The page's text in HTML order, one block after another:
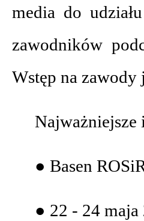
media do
zawodników
Wstęp na zawody
Najważniejsze
● Basen
● 22 - 24 maja